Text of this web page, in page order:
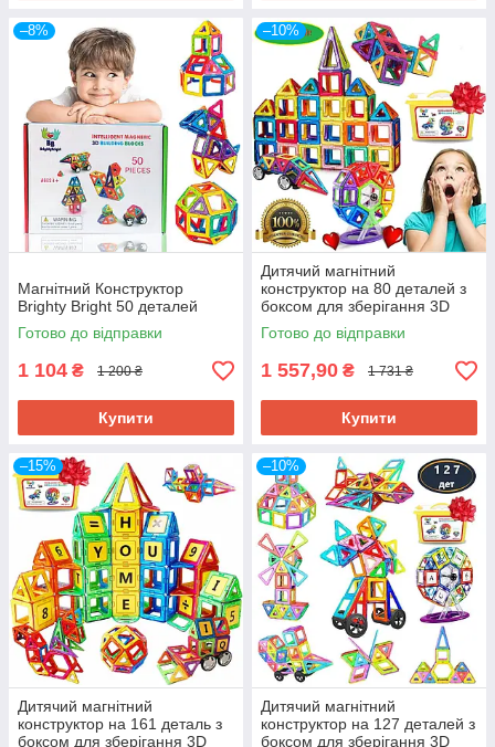
–8%
Магнітний Конструктор
Brighty Bright 50 деталей
Готово до відправки
1 104 ₴ 1 200 ₴
Купити
–10%
Дитячий магнітний
конструктор на 80 деталей з
боксом для зберігання 3D
магніти Brighty Bright
Готово до відправки
1 557,90 ₴ 1 731 ₴
Купити
–15%
Дитячий магнітний
конструктор на 161 деталь з
боксом для зберігання 3D
–10%
Дитячий магнітний
конструктор на 127 деталей з
боксом для зберігання 3D